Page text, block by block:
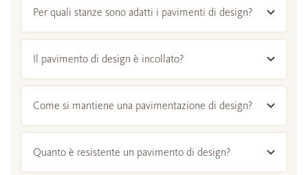
Per quali stanze sono adatti i pavimenti di design?
Il pavimento di design è incollato?
Come si mantiene una pavimentazione di design?
Quanto è resistente un pavimento di design?